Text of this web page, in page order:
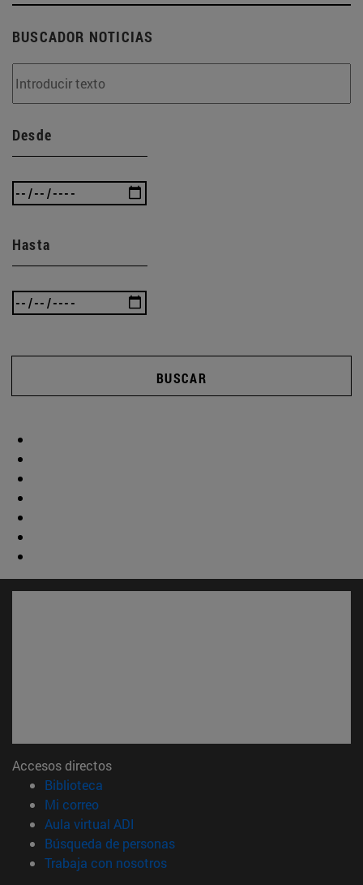
BUSCADOR NOTICIAS
Desde
Hasta
BUSCAR
Accesos directos
Biblioteca
Mi correo(abre en nueva ventana)
Aula virtual ADI
Búsqueda de personas(abre en nueva ventana)
Trabaja con nosotros(abre en nueva ventana)